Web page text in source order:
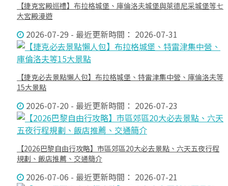
【捷克宮殿巡禮】布拉格城堡、庫倫洛夫城堡與萊德尼采城堡等七
大宮殿漫遊
2026-07-29 - 最近更新時間： 2026-07-31
【捷克必去景點懶人包】布拉格城堡、特雷津集中營、庫倫洛夫等
15大景點
2026-07-20 - 最近更新時間： 2026-07-23
【2026巴黎自由行攻略】市區郊區20大必去景點、六天五夜行程
規劃、飯店推薦、交通簡介
2026-07-06 - 最近更新時間： 2026-07-21